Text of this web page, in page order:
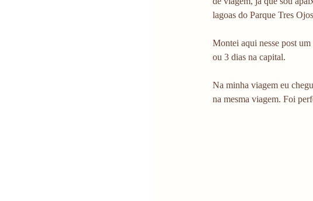
lagoas do Parque Tres
Montei aqui nesse post
ou 3 dias na capital.
Na minha viagem eu
na mesma viagem. Foi